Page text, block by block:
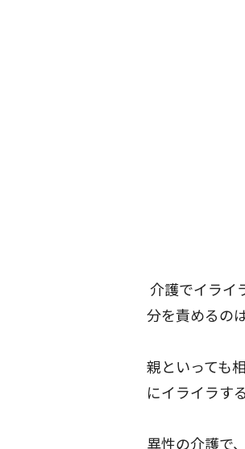
介護でイライ
分を責めるの
親といっても
にイライラす
異性の介護で